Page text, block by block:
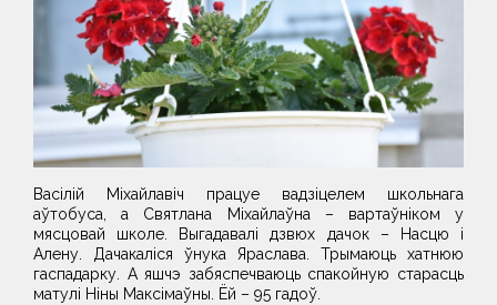
Васілій Міхайлавіч працуе вадзіцелем школьнага
аўтобуса, а Святлана Міхайлаўна – вартаўніком у
мясцовай школе. Выгадавалі дзвюх дачок – Насцю і
Алену. Дачакаліся ўнука Яраслава. Трымаюць хатнюю
гаспадарку. А яшчэ забяспечваюць спакойную старасць
матулі Ніны Максімаўны. Ёй – 95 гадоў.